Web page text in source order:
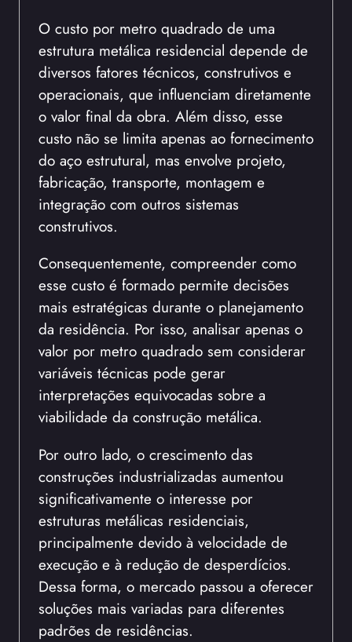
O custo por metro quadrado de uma
estrutura metálica residencial depende de
diversos fatores técnicos, construtivos e
operacionais, que influenciam diretamente
o valor final da obra. Além disso, esse
custo não se limita apenas ao fornecimento
do aço estrutural, mas envolve projeto,
fabricação, transporte, montagem e
integração com outros sistemas
construtivos.
Consequentemente, compreender como
esse custo é formado permite decisões
mais estratégicas durante o planejamento
da residência. Por isso, analisar apenas o
valor por metro quadrado sem considerar
variáveis técnicas pode gerar
interpretações equivocadas sobre a
viabilidade da construção metálica.
Por outro lado, o crescimento das
construções industrializadas aumentou
significativamente o interesse por
estruturas metálicas residenciais,
principalmente devido à velocidade de
execução e à redução de desperdícios.
Dessa forma, o mercado passou a oferecer
soluções mais variadas para diferentes
padrões de residências.